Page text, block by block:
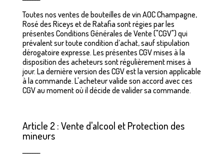
Toutes nos ventes de bouteilles de vin AOC Champagne,
Rosé des Riceys et de Ratafia sont régies par les
présentes Conditions Générales de Vente ("CGV") qui
prévalent sur toute condition d’achat, sauf stipulation
dérogatoire expresse. Les présentes CGV mises à la
disposition des acheteurs sont régulièrement mises à
jour. La dernière version des CGV est la version applicable
à la commande. L'acheteur valide son accord avec ces
CGV au moment où il décide de valider sa commande.
Article 2 : Vente d'alcool et Protection des
mineurs